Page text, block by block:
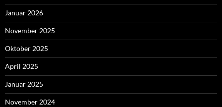
Januar 2026
November 2025
Oktober 2025
April 2025
Januar 2025
November 2024